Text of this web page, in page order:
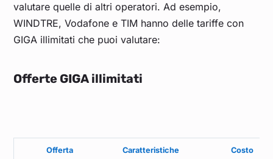
valutare quelle di altri operatori. Ad esempio,
WINDTRE, Vodafone e TIM hanno delle tariffe con
GIGA illimitati che puoi valutare:
Offerte GIGA illimitati
Offerta Caratteristiche Costo